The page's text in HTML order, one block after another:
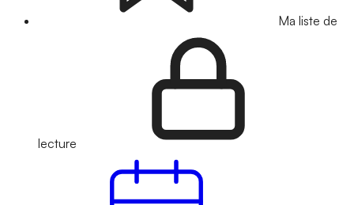
Ma liste de
lecture